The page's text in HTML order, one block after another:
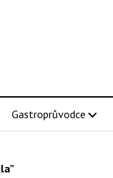
Gastroprůvodce